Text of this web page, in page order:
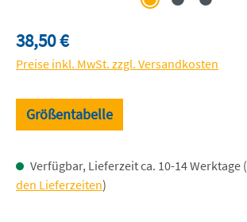
Regulärer Preis:
38,50 €
Preise inkl. MwSt. zzgl. Versandkosten
Größentabelle
Verfügbar, Lieferzeit ca. 10-14 Werktage (
den Lieferzeiten)